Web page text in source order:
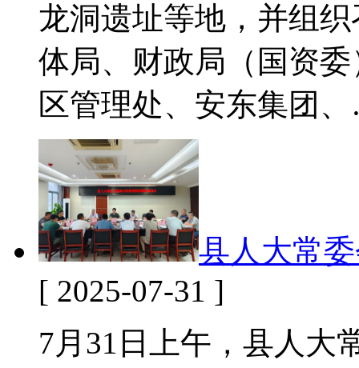
龙洞遗址等地，并组
体局、财政局（国资
区管理处、安东集团
县人大常
[ 2025-07-31 ]
7月31日上午，县人大